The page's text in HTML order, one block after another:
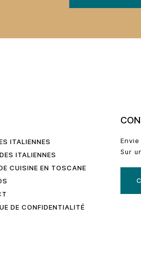
ITALIENNES
ITALIENNES
CUISINE EN TOSCANE
DE CONFIDENTIALITÉ
Sur